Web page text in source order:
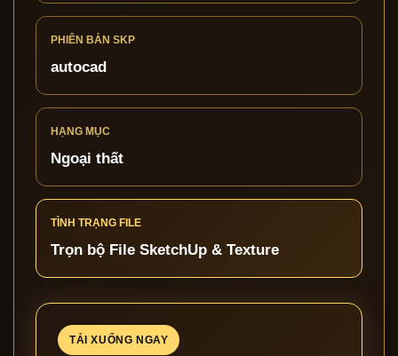
PHIÊN BẢN SKP
autocad
HẠNG MỤC
Ngoại thất
TÌNH TRẠNG FILE
Trọn bộ File SketchUp & Texture
TẢI XUỐNG NGAY